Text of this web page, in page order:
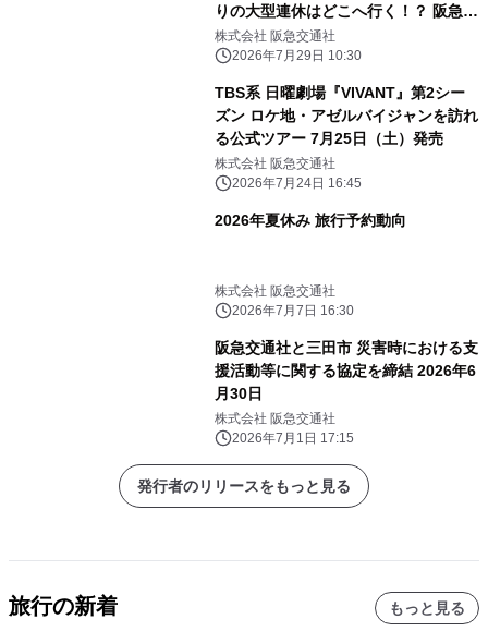
りの大型連休はどこへ行く！？ 阪急交
通社が公開～
株式会社 阪急交通社
2026年7月29日 10:30
TBS系 日曜劇場『VIVANT』第2シー
ズン ロケ地・アゼルバイジャンを訪れ
る公式ツアー 7月25日（土）発売
株式会社 阪急交通社
2026年7月24日 16:45
2026年夏休み 旅行予約動向
株式会社 阪急交通社
2026年7月7日 16:30
阪急交通社と三田市 災害時における支
援活動等に関する協定を締結 2026年6
月30日
株式会社 阪急交通社
2026年7月1日 17:15
発行者のリリースをもっと見る
旅行の新着 もっと見る